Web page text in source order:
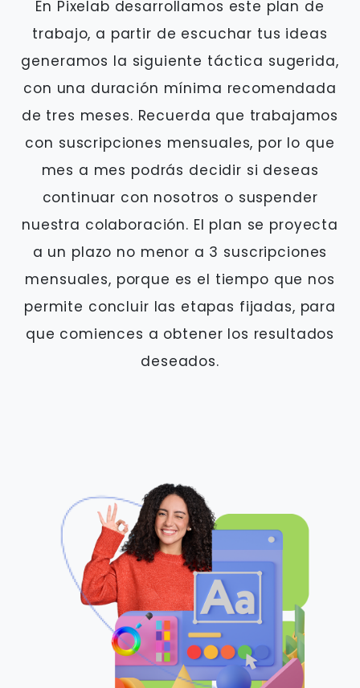
En Pixelab desarrollamos este plan de
trabajo, a partir de escuchar tus ideas
generamos la siguiente táctica sugerida,
con una duración mínima recomendada
de tres meses. Recuerda que trabajamos
con suscripciones mensuales, por lo que
mes a mes podrás decidir si deseas
continuar con nosotros o suspender
nuestra colaboración. El plan se proyecta
a un plazo no menor a 3 suscripciones
mensuales, porque es el tiempo que nos
permite concluir las etapas fijadas, para
que comiences a obtener los resultados
deseados.